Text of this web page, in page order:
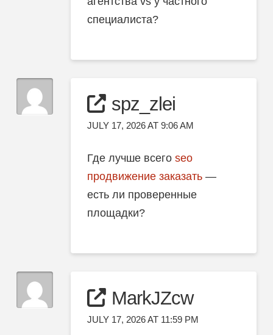
специалиста?
spz_zlei
JULY 17, 2026 AT 9:06 AM
Где лучше всегоseo
продвижение заказать —
есть ли проверенные
площадки?
MarkJZcw
JULY 17, 2026 AT 11:59 PM